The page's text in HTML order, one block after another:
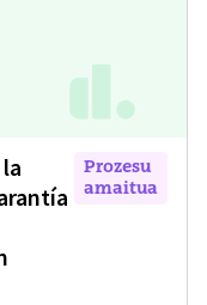
Prozesu
amaitua